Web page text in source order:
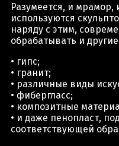
Разумеется, и мрамор,
используются
наряду с этим,
обрабатывать и
• гипс;
• гранит;
• различные виды
• фибергласс;
• композитные
• и даже пенопласт,
соответствующей